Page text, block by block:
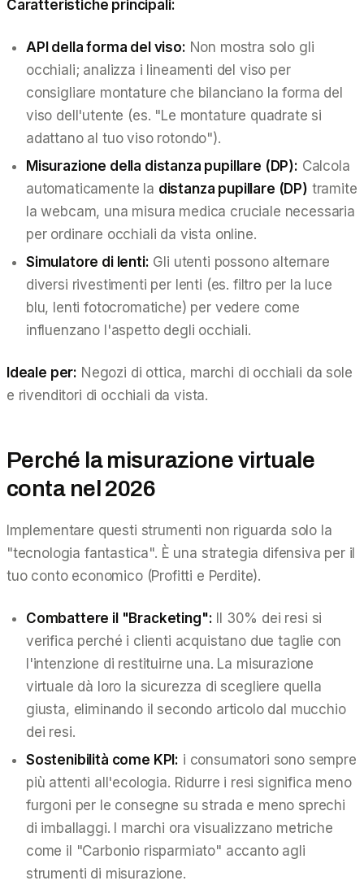
Caratteristiche principali:
API della forma del viso: Non mostra solo gli
occhiali; analizza i lineamenti del viso per
consigliare montature che bilanciano la forma del
viso dell'utente (es. "Le montature quadrate si
adattano al tuo viso rotondo").
Misurazione della distanza pupillare (DP): Calcola
automaticamente la distanza pupillare (DP) tramite
la webcam, una misura medica cruciale necessaria
per ordinare occhiali da vista online.
Simulatore di lenti: Gli utenti possono alternare
diversi rivestimenti per lenti (es. filtro per la luce
blu, lenti fotocromatiche) per vedere come
influenzano l'aspetto degli occhiali.
Ideale per: Negozi di ottica, marchi di occhiali da sole
e rivenditori di occhiali da vista.
Perché la misurazione virtuale
conta nel 2026
Implementare questi strumenti non riguarda solo la
"tecnologia fantastica". È una strategia difensiva per il
tuo conto economico (Profitti e Perdite).
Combattere il "Bracketing": Il 30% dei resi si
verifica perché i clienti acquistano due taglie con
l'intenzione di restituirne una. La misurazione
virtuale dà loro la sicurezza di scegliere quella
giusta, eliminando il secondo articolo dal mucchio
dei resi.
Sostenibilità come KPI: i consumatori sono sempre
più attenti all'ecologia. Ridurre i resi significa meno
furgoni per le consegne su strada e meno sprechi
di imballaggi. I marchi ora visualizzano metriche
come il "Carbonio risparmiato" accanto agli
strumenti di misurazione.